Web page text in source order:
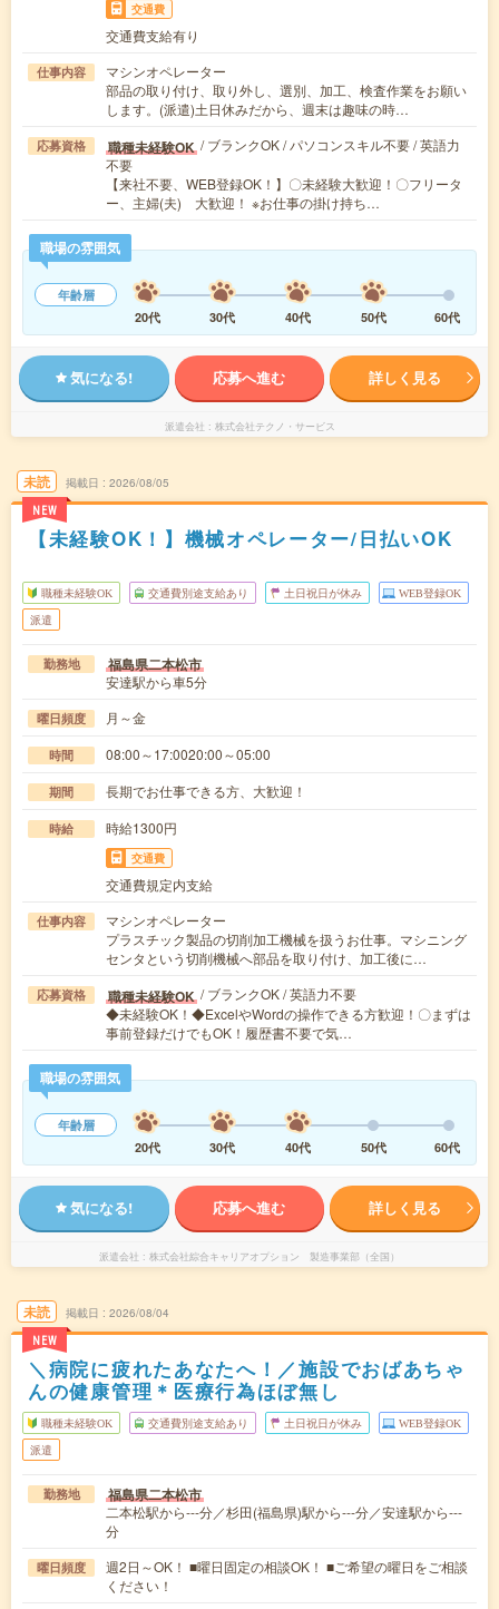
交通費
交通費支給有り
仕事内容
マシンオペレーター
部品の取り付け、取り外し、選別、加工、検査作業をお願い
します。(派遣)土日休みだから、週末は趣味の時…
応募資格 職種未経験OK / ブランクOK / パソコンスキル不要 / 英語力
不要
【来社不要、WEB登録OK！】〇未経験大歓迎！〇フリータ
ー、主婦(夫) 大歓迎！ ※お仕事の掛け持ち…
職場の雰囲気
年齢層
20代
30代 40代 50代 60代
気になる! 応募へ進む 詳しく見る
派遣会社 株式会社テクノ・サービス
未読
NEW
掲載日 2026/08/05
【未経験OK！】機械オペレーター/日払いOK
職種未経験OK 交通費別途支給あり 土日祝日が休み WEB登録OK
派遣
勤務地 福島県二本松市
安達駅から車5分
曜日頻度 月～金
時間 08:00～17:0020:00～05:00
期間 長期でお仕事できる方、大歓迎！
時給 時給1300円
交通費
交通費規定内支給
仕事内容
マシンオペレーター
プラスチック製品の切削加工機械を扱うお仕事。マシニング
センタという切削機械へ部品を取り付け、加工後に…
応募資格 職種未経験OK / ブランクOK / 英語力不要
◆未経験OK！◆ExcelやWordの操作できる方歓迎！〇まずは
事前登録だけでもOK！履歴書不要で気…
職場の雰囲気
年齢層
20代
30代 40代 50代 60代
気になる! 応募へ進む 詳しく見る
派遣会社 株式会社綜合キャリアオプション 製造事業部（全国）
未読
NEW
掲載日 2026/08/04
＼病院に疲れたあなたへ！／施設でおばあちゃ
んの健康管理＊医療行為ほぼ無し
職種未経験OK 交通費別途支給あり 土日祝日が休み WEB登録OK
派遣
勤務地 福島県二本松市
二本松駅から---分／杉田(福島県)駅から---分／安達駅から---
分
曜日頻度
週2日～OK！ ■曜日固定の相談OK！ ■ご希望の曜日をご相談
ください！